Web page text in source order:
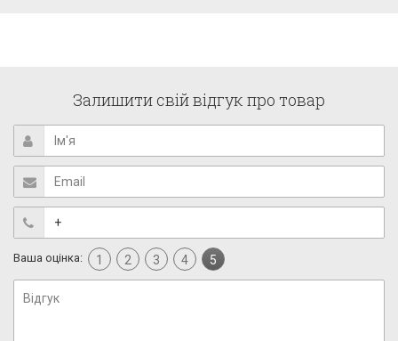
Залишити свій відгук про товар
Ваша оцінка: 1 2 3 4 5